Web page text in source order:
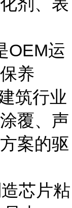
OEM运
养
筑行业
覆、声
案的驱
芯片粘